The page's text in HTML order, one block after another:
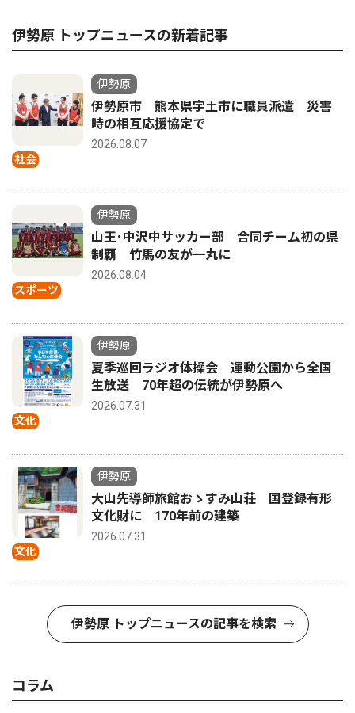
伊勢原 トップニュースの新着記事
社会
伊勢原
伊勢原市 熊本県宇土市に職員派遣 災害
時の相互応援協定で
2026.08.07
スポーツ
伊勢原
山王･中沢中サッカー部 合同チーム初の県
制覇 竹馬の友が一丸に
2026.08.04
文化
伊勢原
夏季巡回ラジオ体操会 運動公園から全国
生放送 70年超の伝統が伊勢原へ
2026.07.31
文化
伊勢原
大山先導師旅館おゝすみ山荘 国登録有形
文化財に 170年前の建築
2026.07.31
伊勢原 トップニュースの記事を検索
コラム